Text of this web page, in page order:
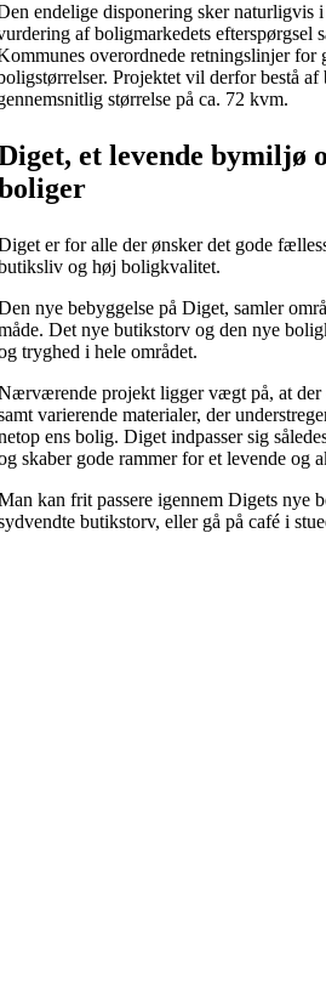
endelige disponering sker naturligvis
af boligmarkedets efterspørgsel
overordnede retningslinjer for
Projektet vil derfor bestå af
størrelse på ca. 72 kvm.
et levende bymiljø
er for alle der ønsker det gode
og høj boligkvalitet.
nye bebyggelse på Diget, samler
Det nye butikstorv og den nye
tryghed i hele området.
projekt ligger vægt på, at der
varierende materialer, der
ens bolig. Diget indpasser sig
skaber gode rammer for et levende og
kan frit passere igennem Digets nye
butikstorv, eller gå på café i